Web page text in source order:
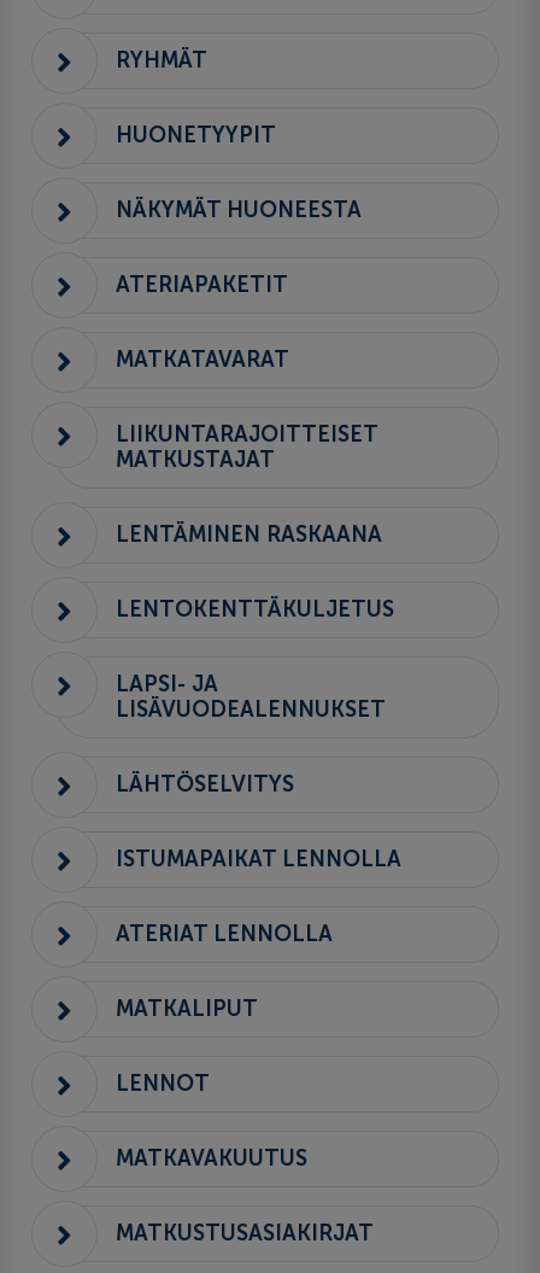
RYHMÄT
HUONETYYPIT
NÄKYMÄT HUONEESTA
ATERIAPAKETIT
MATKATAVARAT
LIIKUNTARAJOITTEISET
MATKUSTAJAT
LENTÄMINEN RASKAANA
LENTOKENTTÄKULJETUS
LAPSI- JA
LISÄVUODEALENNUKSET
LÄHTÖSELVITYS
ISTUMAPAIKAT LENNOLLA
ATERIAT LENNOLLA
MATKALIPUT
LENNOT
MATKAVAKUUTUS
MATKUSTUSASIAKIRJAT